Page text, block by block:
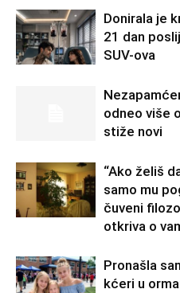
Donirala je
21 dan
SUV-ova
odneo više
stiže novi
“Ako želiš
samo mu
čuveni
otkriva o
Pronašla
kćeri u